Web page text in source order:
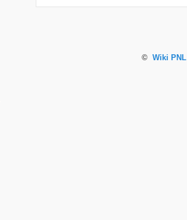
© Wiki PNL